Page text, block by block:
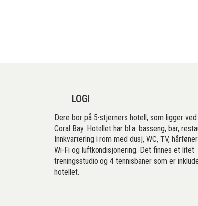
LOGI
Dere bor på 5-stjerners hotell, som ligger ved
Coral Bay. Hotellet har bl.a. basseng, bar,
Innkvartering i rom med dusj, WC, TV,
Wi-Fi og luftkondisjonering. Det finnes et litet
treningsstudio og 4 tennisbaner som er
hotellet.